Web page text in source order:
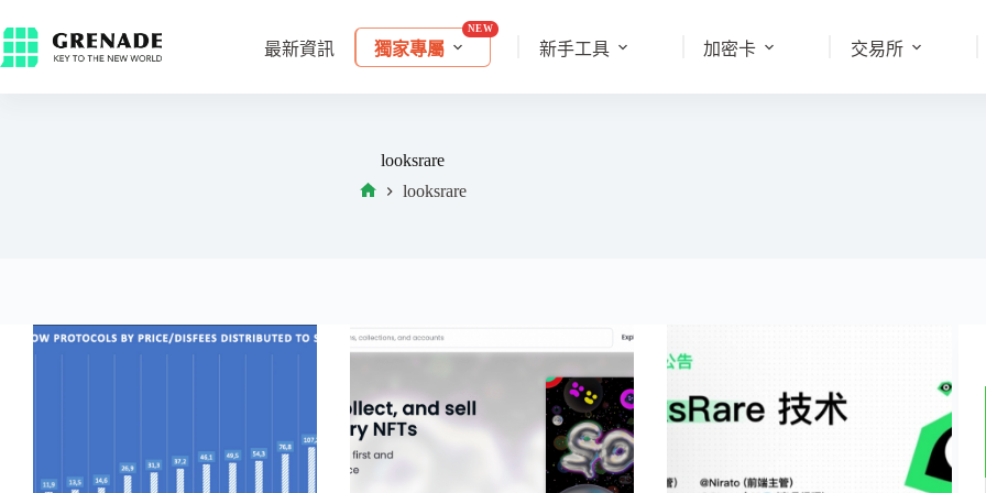
最新資訊 獨家專屬 新手工具 加密卡 交易所
looksrare
looksrare